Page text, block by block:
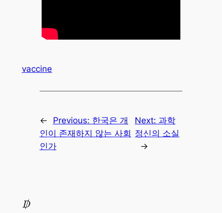
vaccine
← Previous: 한국은 개
인이 존재하지 않는 사회
인가
Next: 과학
정신의 소실
→